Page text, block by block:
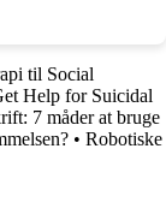
til Social
Help for Suicidal
7 måder at bruge
• Robotiske